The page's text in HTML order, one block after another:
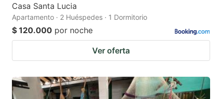
Casa Santa Lucia
Apartamento · 2 Huéspedes · 1 Dormitorio
$ 120.000 por noche
Ver oferta